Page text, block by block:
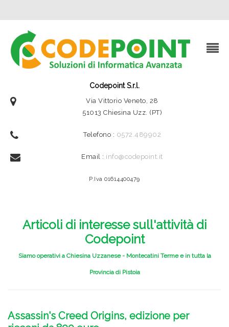
Codepoint S.r.l.
Via Vittorio Veneto, 28
51013 Chiesina Uzz. (PT)
Telefono : 0572.489902
Email : info@codepoint.it
P.Iva 01614400479
Articoli di interesse sull'attività di
Codepoint
Siamo operativi a Chiesina Uzzanese - Montecatini Terme e in tutta la
Provincia di Pistoia
Assassin's Creed Origins, edizione per